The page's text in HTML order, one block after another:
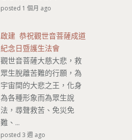
posted 1 個月 ago
啟建 恭祝觀世音菩薩成道
紀念日暨護生法會
觀世音菩薩大慈大悲，救
眾生脫離苦難的行願，為
宇宙間的大悲之王，化身
為各種形象而為眾生說
法，尋聲救苦、免災免
難、...
posted 3 週 ago